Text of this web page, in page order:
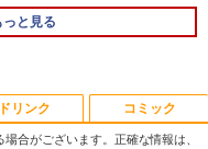
と見る
古パソコン デスクトッ
Windows 10 Pro 64Bit
厳選おまかせモニター
イド 【HDMI対応 / FULL
7巻セット） （中公文
[ 中沢啓治 ]
ドリンク コミック
合がございます。正確な情報は、